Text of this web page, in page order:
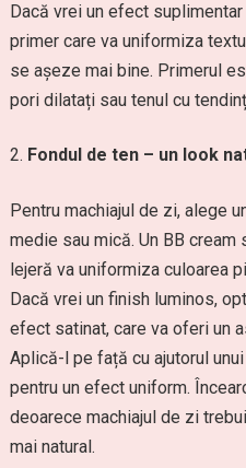
Dacă vrei un efect
primer care va uniformiza
se așeze mai bine. Primerul
pori dilatați sau tenul cu
Fondul de ten – un look
Pentru machiajul de zi, alege
medie sau mică. Un BB
lejeră va uniformiza culoarea
Dacă vrei un finish luminos,
efect satinat, care va oferi un
Aplică-l pe față cu ajutorul
pentru un efect uniform.
deoarece machiajul de zi
mai natural.